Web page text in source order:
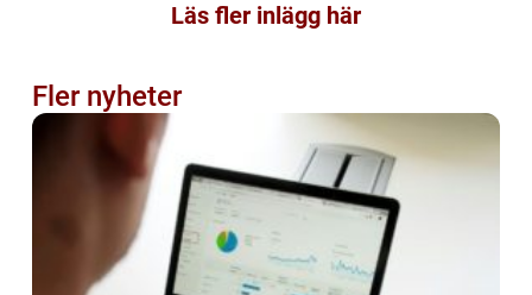
Läs fler inlägg här
Fler nyheter